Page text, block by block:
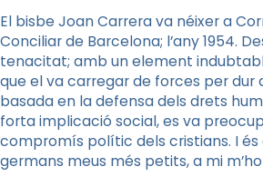
El bisbe Joan Carrera va néixer a
Conciliar de Barcelona; l’any 1954.
tenacitat; amb un element
que el va carregar de forces per
basada en la defensa dels drets
forta implicació social, es va
compromís polític dels cristians. I és
germans meus més petits, a mi